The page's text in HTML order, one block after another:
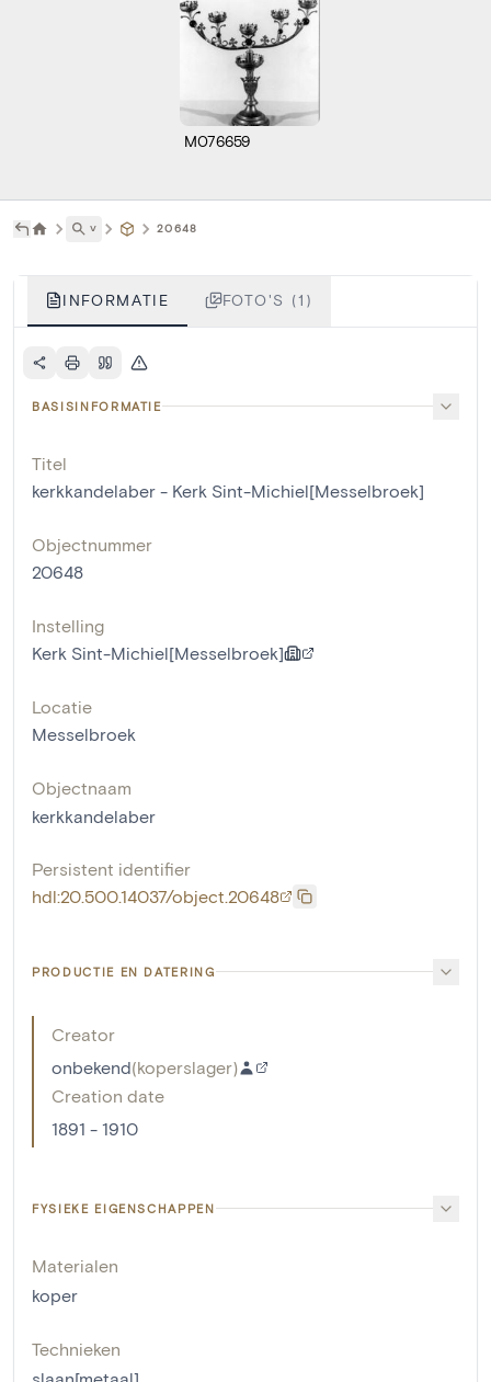
M076659
˅ 20648
INFORMATIE FOTO'S (1)
BASISINFORMATIE
Titel
kerkkandelaber - Kerk Sint-Michiel[Messelbroek]
Objectnummer
20648
Instelling
Kerk Sint-Michiel[Messelbroek]
Locatie
Messelbroek
Objectnaam
kerkkandelaber
Persistent identifier
hdl:20.500.14037/object.20648
PRODUCTIE EN DATERING
Creator
onbekend(koperslager)
Creation date
1891 - 1910
FYSIEKE EIGENSCHAPPEN
Materialen
koper
Technieken
slaan[metaal]